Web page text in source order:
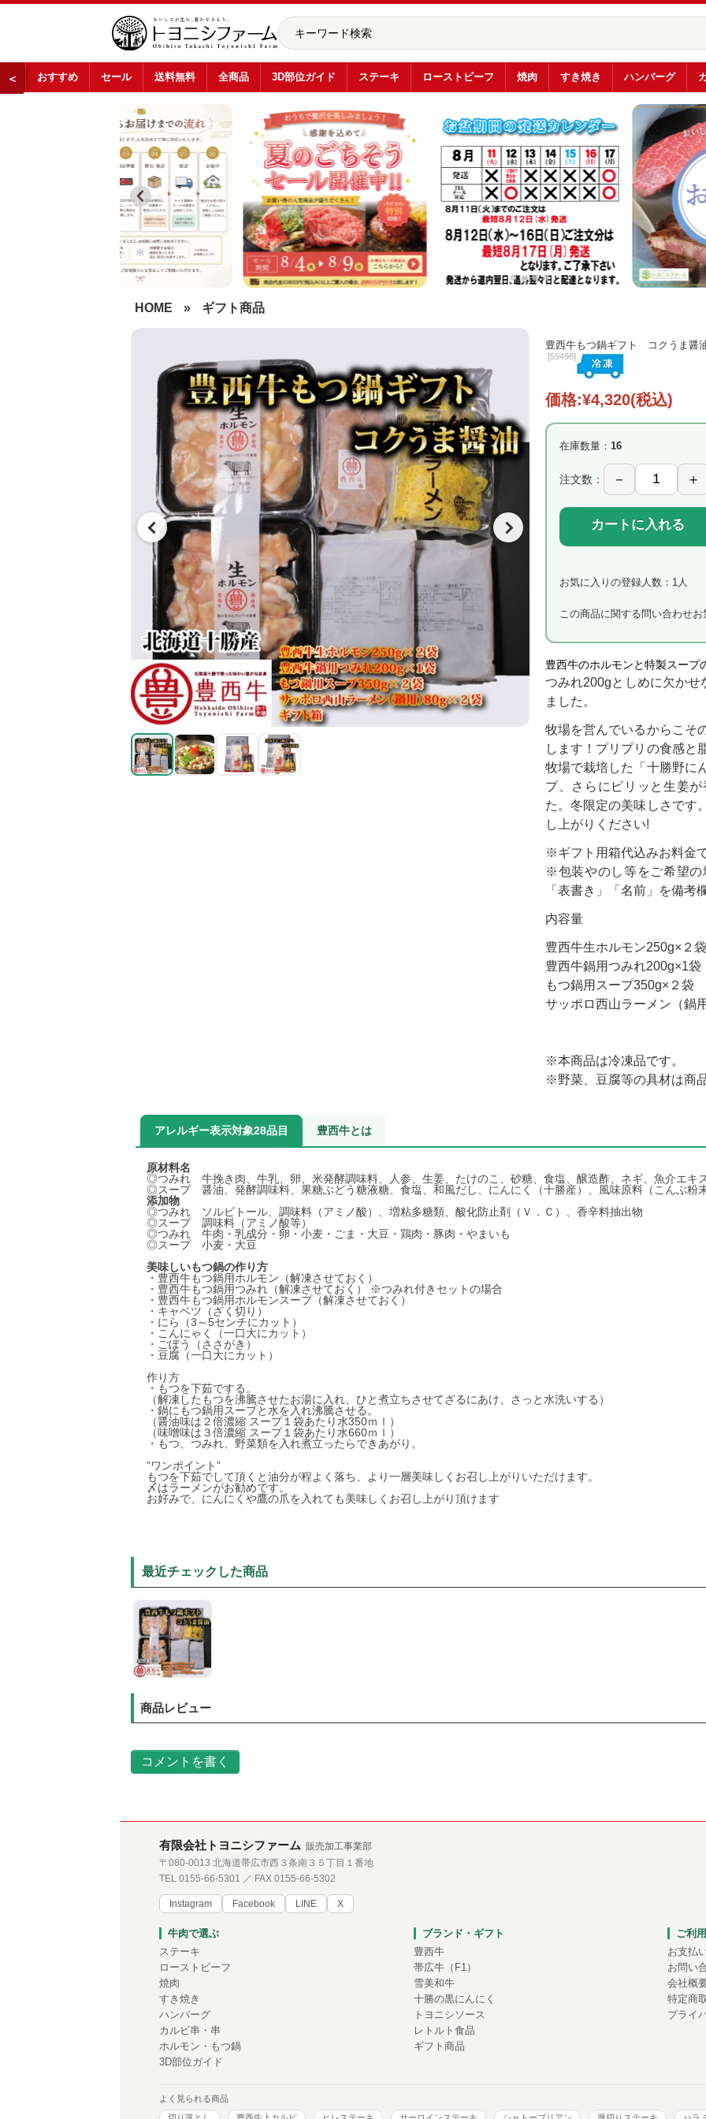
＜ おすすめ セール 送料無料 全商品 3D部位ガイド ステーキ ローストビーフ 焼肉 すき焼き ハンバーグ
HOME » ギフト商品
豊西牛もつ鍋ギフト コクうま醤
[59498]
価格:¥4,320(税込)
在庫数量： 16
注文数：
カートに入れる
お気に入りの登録人数：1人
この商品に関する問い合わせお
豊西牛のホルモンと特製スープ
つみれ200gとしめに欠か
ました。
牧場を営んでいるからこそ
します！プリプリの食感と
牧場で栽培した「十勝野に
プ、さらにピリッと生姜
た。冬限定の美味しさです
し上がりください!
※ギフト用箱代込みお料金で
※包装やのし等をご希望の
「表書き」「名前」を備考
内容量
豊西牛生ホルモン250g×２袋
豊西牛鍋用つみれ200g×1袋
もつ鍋用スープ350g×２袋
サッポロ西山ラーメン（鍋
※本商品は冷凍品です。
※野菜、豆腐等の具材は商
アレルギー表示対象28品目 豊西牛とは
原材料名
◎つみれ 牛挽き肉、牛乳、卵、米発酵調味料、人参、生姜、たけのこ、砂糖、食塩、醸造酢、ネギ、魚介エキ
◎スープ 醤油、発酵調味料、果糖ぶどう糖液糖、食塩、和風だし、にんにく（十勝産）、風味原料（こんぶ粉末
添加物
◎つみれ ソルビトール、調味料（アミノ酸）、増粘多糖類、酸化防止剤（Ｖ．Ｃ）、香辛料抽出物
◎スープ 調味料（アミノ酸等）
◎つみれ 牛肉・乳成分・卵・小麦・ごま・大豆・鶏肉・豚肉・やまいも
◎スープ 小麦・大豆
美味しいもつ鍋の作り方
・豊西牛もつ鍋用ホルモン（解凍させておく）
・豊西牛もつ鍋用つみれ（解凍させておく） ※つみれ付きセットの場合
・豊西牛もつ鍋用ホルモンスープ（解凍させておく）
・キャベツ（ざく切り）
・にら（3～5センチにカット）
・こんにゃく（一口大にカット）
・ごぼう（ささがき）
・豆腐（一口大にカット）
作り方
・もつを下茹でする。
（解凍したもつを沸騰させたお湯に入れ、ひと煮立ちさせてざるにあけ、さっと水洗いする）
・鍋にもつ鍋用スープと水を入れ沸騰させる。
（醤油味は２倍濃縮 スープ１袋あたり水350ｍｌ）
（味噌味は３倍濃縮 スープ１袋あたり水660ｍｌ）
・もつ、つみれ、野菜類を入れ煮立ったらできあがり。
”ワンポイント”
もつを下茹でして頂くと油分が程よく落ち、より一層美味しくお召し上がりいただけます。
〆はラーメンがお勧めです。
お好みで、にんにくや鷹の爪を入れても美味しくお召し上がり頂けます
最近チェックした商品
商品レビュー
コメントを書く
有限会社トヨニシファーム 販売加工事業部
〒080-0013 北海道帯広市西３条南３５丁目１番地
TEL 0155-66-5301 ／ FAX 0155-66-5302
Instagram Facebook LINE X
牛肉で選ぶ
ステーキ
ローストビーフ
焼肉
すき焼き
ハンバーグ
カルビ串・串
ホルモン・もつ鍋
3D部位ガイド
ブランド・ギフト
豊西牛
帯広牛（F1）
雪美和牛
十勝の黒にんにく
トヨニシソース
レトルト食品
ギフト商品
ご利
お支払
お問い
会社概
特定商
プライ
よく見られる商品